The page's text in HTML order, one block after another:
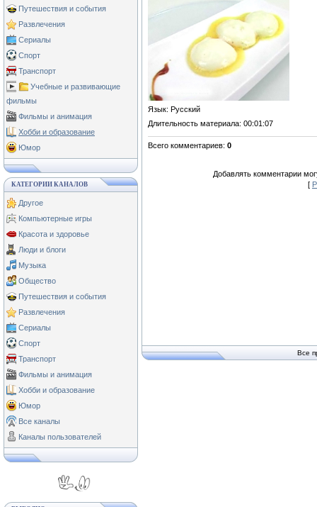
Путешествия и события
Развлечения
Сериалы
Спорт
Транспорт
Учебные и развивающие
фильмы
Фильмы и анимация
Хобби и образование
Юмор
КАТЕГОРИИ КАНАЛОВ
Другое
Компьютерные игры
Красота и здоровье
Люди и блоги
Музыка
Общество
Путешествия и события
Развлечения
Сериалы
Спорт
Транспорт
Фильмы и анимация
Хобби и образование
Юмор
Все каналы
Каналы пользователей
Язык: Русский
Длительность материала: 00:01:07
Всего комментариев: 0
Добавлять комментарии
[
Все